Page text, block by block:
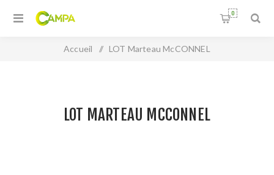
0
Accueil / LOT Marteau McCONNEL
LOT MARTEAU MCCONNEL